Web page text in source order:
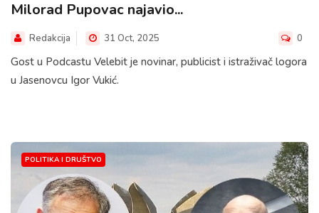
Milorad Pupovac najavio...
Redakcija 31 Oct, 2025 0
Gost u Podcastu Velebit je novinar, publicist i istraživač logora
u Jasenovcu Igor Vukić.
POLITIKA I DRUŠTVO